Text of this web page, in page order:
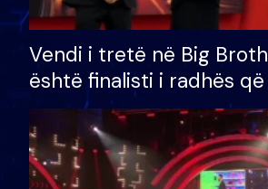
Vendi i tretë në Big
është finalisti i radhës